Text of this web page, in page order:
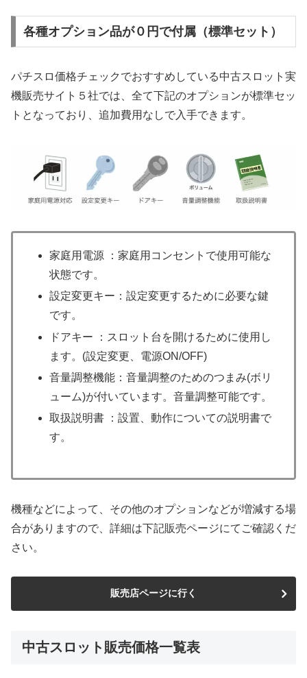
各種オプション品が０円で付属（標準セット）
パチスロ価格チェックでおすすめしている中古スロット実
機販売サイト５社では、全て下記のオプションが標準セッ
トとなっており、追加費用なしで入手できます。
家庭用電源 ：家庭用コンセントで使用可能な
状態です。
設定変更キー：設定変更するために必要な鍵
です。
ドアキー ：スロット台を開けるために使用し
ます。(設定変更、電源ON/OFF)
音量調整機能：音量調整のためのつまみ(ボリ
ューム)が付いています。音量調整可能です。
取扱説明書 ：設置、動作についての説明書で
す。
機種などによって、その他のオプションなどが増減する場
合がありますので、詳細は下記販売ページにてご確認くだ
さい。
販売店ページに行く
中古スロット販売価格一覧表